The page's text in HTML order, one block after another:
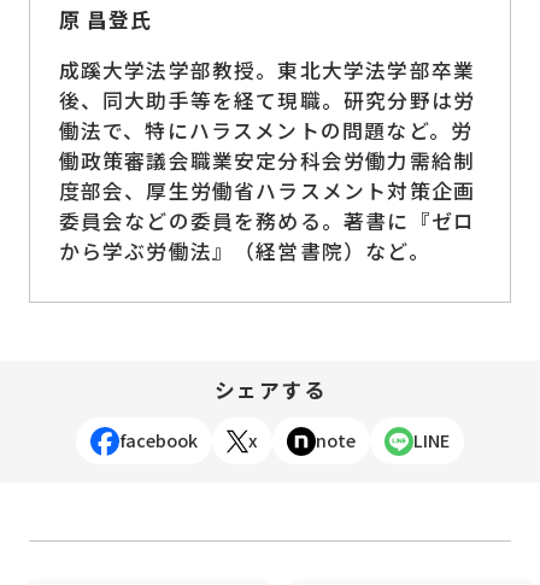
原 昌登氏
成蹊大学法学部教授。東北大学法学部卒業
後、同大助手等を経て現職。研究分野は労
働法で、特にハラスメントの問題など。労
働政策審議会職業安定分科会労働力需給制
度部会、厚生労働省ハラスメント対策企画
委員会などの委員を務める。著書に『ゼロ
から学ぶ労働法』（経営書院）など。
シェアする
facebook x note LINE